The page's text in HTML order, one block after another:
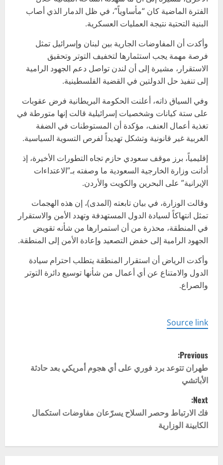
الفترة الماضية كان “مأساوياً”، في ظل الدمار الذي أصاب
البنية التحتية نتيجة العمليات العسكرية.
وأكدت أن المفاوضات الجارية بين لبنان وإسرائيل تمثل
فرصة مهمة يجب استثمارها لتخفيف التوتر وتحقيق
الاستقرار، مشيرة إلى أن لندن تواصل دعم الجهود الرامية
إلى تنفيذ حل الدولتين في القضية الفلسطينية.
وفي السياق ذاته، أعلنت الحكومة البريطانية فرض عقوبات
على ستة كيانات وشخصيات إسرائيلية قالت إنها متورطة في
تغذية أعمال العنف، مؤكدة أن المستوطنات في الضفة
الغربية غير قانونية وتشكل تهديداً لفرص التسوية السياسية.
إقليمياً، برز موقف سعودي حازم تجاه التطورات الأخيرة، إذ
أدانت وزارة الخارجية السعودية ما وصفته بـ”الاعتداءات
الإيرانية” على البحرين والكويت والأردن.
وقالت الوزارة، في بيان تابعته (المدى)، إن هذه الهجمات
تمثل انتهاكاً لسيادة الدول المستهدفة وتهدد الأمن والاستقرار
في المنطقة، محذرة من أن استمرارها من شأنه تقويض
الجهود الرامية إلى خفض التصعيد وإعادة الأمن إلى المنطقة.
وأكدت الرياض أن استقرار المنطقة يتطلب احترام سيادة
الدول والامتناع عن أي أعمال من شأنها توسيع دائرة التوتر
والصراع.
Source link
P
o
s
t
n
Previous:
طهران تتوعد برد فوري على أي هجوم أمريكي بعد حادثة
الأباتشي
Next:
فك الارتباط وحصر السلاح يسرّعان مفاوضات استكمال
الكابينة الوزارية